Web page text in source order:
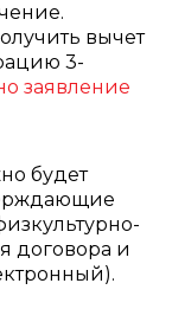
вычет
3-
заявление
будет
договора и